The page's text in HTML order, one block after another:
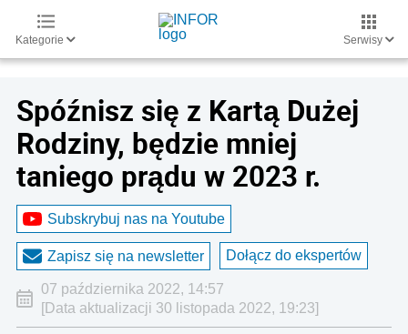
Kategorie Serwisy
Spóźnisz się z Kartą Dużej
Rodziny, będzie mniej
taniego prądu w 2023 r.
Subskrybuj nas na Youtube
Zapisz się na newsletter Dołącz do ekspertów
07 października 2022, 14:57
[Data aktualizacji 30 listopada 2022, 19:23]